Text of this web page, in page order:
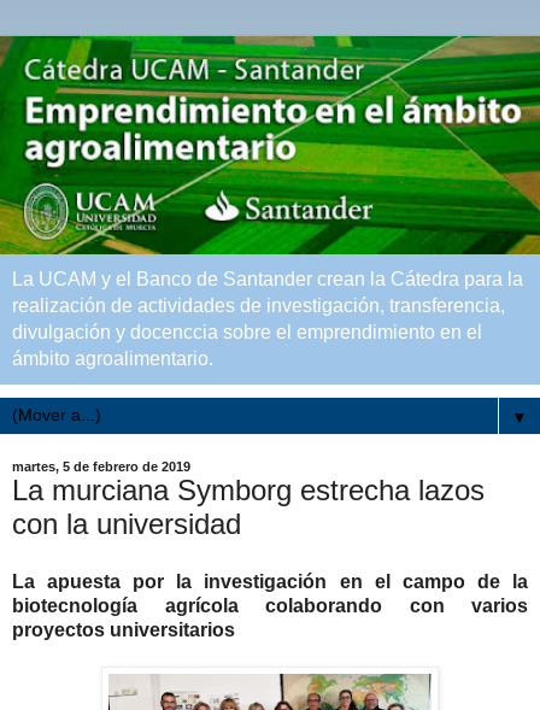
La UCAM y el Banco de Santander crean la Cátedra para la
realización de actividades de investigación, transferencia,
divulgación y docenccia sobre el emprendimiento en el
ámbito agroalimentario.
▼
martes, 5 de febrero de 2019
La murciana Symborg estrecha lazos
con la universidad
La apuesta por la investigación en el campo de la
biotecnología agrícola colaborando con varios
proyectos universitarios